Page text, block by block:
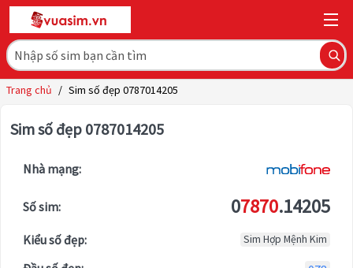
Trang chủ / Sim số đẹp 0787014205
Sim số đẹp 0787014205
Nhà mạng:
Số sim: 07870.14205
Kiểu số đẹp: Sim Hợp Mệnh Kim